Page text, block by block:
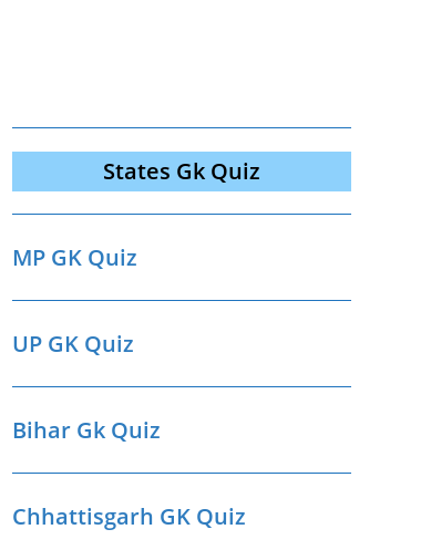
States Gk Quiz
MP GK Quiz
UP GK Quiz
Bihar Gk Quiz
Chhattisgarh GK Quiz